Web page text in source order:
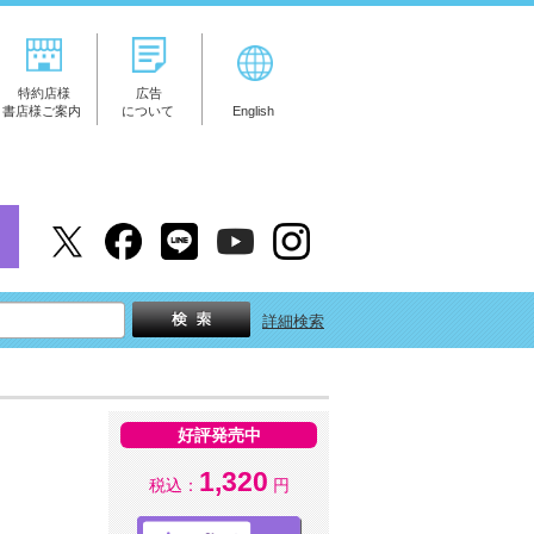
特約店様
書店様ご案内
広告
について
English
詳細検索
好評発売中
税込： 1,320 円